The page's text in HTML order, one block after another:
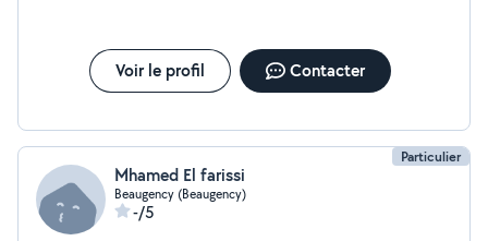
Voir le profil Contacter
Particulier
Mhamed El farissi
Beaugency (Beaugency)
-/5